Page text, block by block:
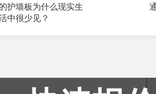
护墙板为什么现实生
中很少见？